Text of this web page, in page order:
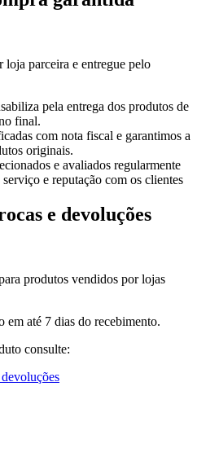
parceira e entregue pelo
pela entrega dos produtos de
final.
com nota fiscal e garantimos a
originais.
e avaliados regularmente
e reputação com os clientes
e devoluções
produtos vendidos por lojas
em até 7 dias do recebimento.
consulte: